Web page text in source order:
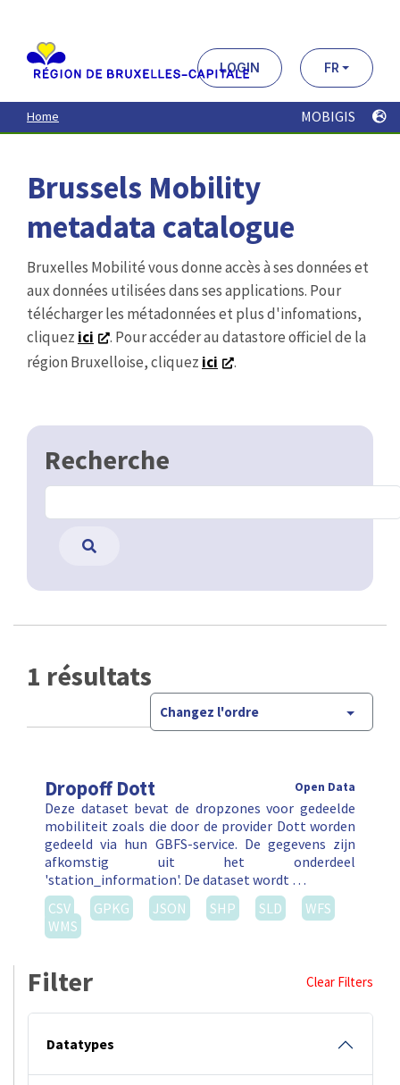
contenu
principal
LOGIN FR
Home MOBIGIS
Brussels Mobility
metadata catalogue
Bruxelles Mobilité vous donne accès à ses données et
aux données utilisées dans ses applications. Pour
télécharger les métadonnées et plus d'infomations,
cliquez ici
. Pour accéder au datastore officiel de la
région Bruxelloise, cliquez ici .
Recherche
1 résultats
Changez l'ordre
Dropoff Dott Open Data
Deze dataset bevat de dropzones voor gedeelde
mobiliteit zoals die door de provider Dott worden
gedeeld via hun GBFS-service. De gegevens zijn
afkomstig uit het onderdeel
'station_information'. De dataset wordt …
CSV
GPKG JSON SHP SLD
WFS
WMS
Filter Clear Filters
Datatypes